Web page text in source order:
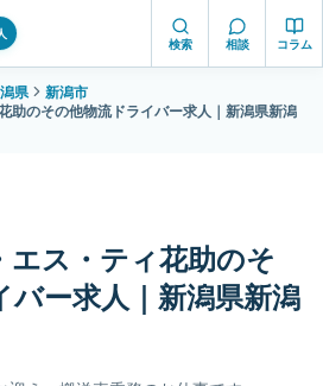
検索 相談 コラム
県
新潟市
助のその他物流ドライバー求人｜新潟県新潟
エス・ティ花助のそ
バー求人｜新潟県新潟